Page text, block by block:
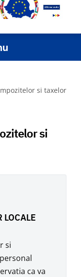
si taxelor
si
LOCALE
si
ca va